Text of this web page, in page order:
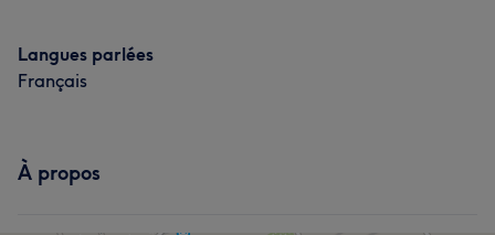
Langues parlées
Français
À propos